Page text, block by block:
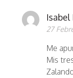
Isabel
27
Me
Mis